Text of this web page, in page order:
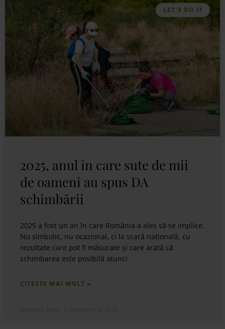
LET'S DO IT
2025, anul în care sute de mii
de oameni au spus DA
schimbării
2025 a fost un an în care România a ales să se implice.
Nu simbolic, nu ocazional, ci la scară națională, cu
rezultate care pot fi măsurate și care arată că
schimbarea este posibilă atunci
CITESTE MAI MULT »